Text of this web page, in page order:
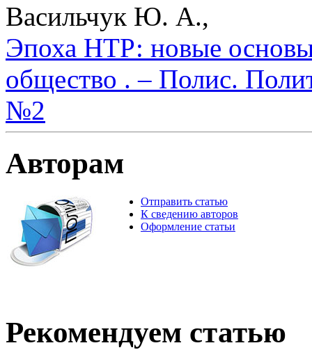
Васильчук Ю. А.,
Эпоха НТР: новые основы
общество . – Полис.
№2
Авторам
Отправить статью
К сведению авторов
Оформление статьи
Рекомендуем статью